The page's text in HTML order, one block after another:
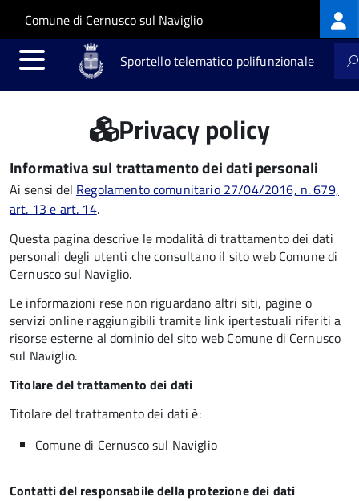
Salta al contenuto principale
Skip to site navigation
Comune di Cernusco sul Naviglio
Sportello telematico polifunzionale
Privacy policy
Informativa sul trattamento dei dati personali
Ai sensi del Regolamento comunitario 27/04/2016, n. 679,
art. 13 e art. 14.
Questa pagina descrive le modalità di trattamento dei dati
personali degli utenti che consultano il sito web Comune di
Cernusco sul Naviglio.
Le informazioni rese non riguardano altri siti, pagine o
servizi online raggiungibili tramite link ipertestuali riferiti a
risorse esterne al dominio del sito web Comune di Cernusco
sul Naviglio.
Titolare del trattamento dei dati
Titolare del trattamento dei dati è:
Comune di Cernusco sul Naviglio
Contatti del responsabile della protezione dei dati